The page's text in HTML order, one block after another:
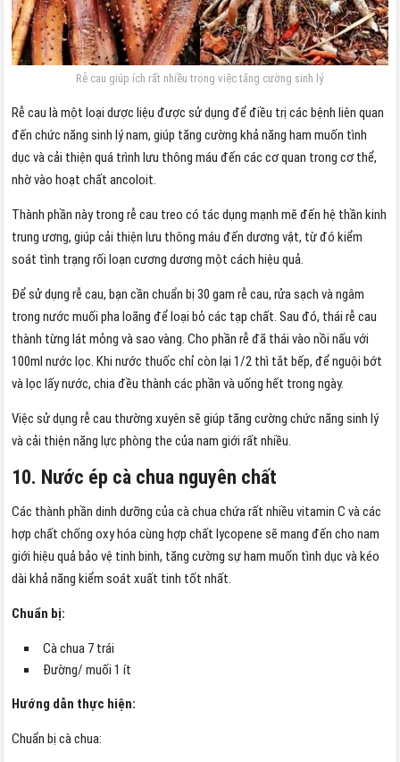
Rễ cau giúp ích rất nhiều trong việc tăng cường sinh lý
Rễ cau là một loại dược liệu được sử dụng để điều trị các bệnh liên quan
đến chức năng sinh lý nam, giúp tăng cường khả năng ham muốn tình
dục và cải thiện quá trình lưu thông máu đến các cơ quan trong cơ thể,
nhờ vào hoạt chất ancoloit.
Thành phần này trong rễ cau treo có tác dụng mạnh mẽ đến hệ thần kinh
trung ương, giúp cải thiện lưu thông máu đến dương vật, từ đó kiểm
soát tình trạng rối loạn cương dương một cách hiệu quả.
Để sử dụng rễ cau, bạn cần chuẩn bị 30 gam rễ cau, rửa sạch và ngâm
trong nước muối pha loãng để loại bỏ các tạp chất. Sau đó, thái rễ cau
thành từng lát mỏng và sao vàng. Cho phần rễ đã thái vào nồi nấu với
100ml nước lọc. Khi nước thuốc chỉ còn lại 1/2 thì tắt bếp, để nguội bớt
và lọc lấy nước, chia đều thành các phần và uống hết trong ngày.
Việc sử dụng rễ cau thường xuyên sẽ giúp tăng cường chức năng sinh lý
và cải thiện năng lực phòng the của nam giới rất nhiều.
10. Nước ép cà chua nguyên chất
Các thành phần dinh dưỡng của cà chua chứa rất nhiều vitamin C và các
hợp chất chống oxy hóa cùng hợp chất lycopene sẽ mang đến cho nam
giới hiệu quả bảo vệ tinh binh, tăng cường sự ham muốn tình dục và kéo
dài khả năng kiểm soát xuất tinh tốt nhất.
Chuẩn bị:
Cà chua 7 trái
Đường/ muối 1 ít
Hướng dẫn thực hiện:
Chuẩn bị cà chua: